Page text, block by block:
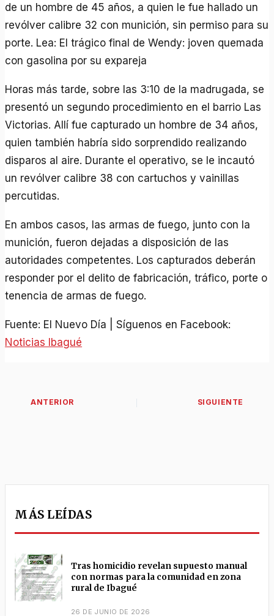
de un hombre de 45 años, a quien le fue hallado un
revólver calibre 32 con munición, sin permiso para su
porte. Lea: El trágico final de Wendy: joven quemada
con gasolina por su expareja
Horas más tarde, sobre las 3:10 de la madrugada, se
presentó un segundo procedimiento en el barrio Las
Victorias. Allí fue capturado un hombre de 34 años,
quien también habría sido sorprendido realizando
disparos al aire. Durante el operativo, se le incautó
un revólver calibre 38 con cartuchos y vainillas
percutidas.
En ambos casos, las armas de fuego, junto con la
munición, fueron dejadas a disposición de las
autoridades competentes. Los capturados deberán
responder por el delito de fabricación, tráfico, porte o
tenencia de armas de fuego.
Fuente: El Nuevo Día | Síguenos en Facebook:
Noticias Ibagué
MÁS LEÍDAS
Tras homicidio revelan supuesto manual
con normas para la comunidad en zona
rural de Ibagué
26 DE JUNIO DE 2026